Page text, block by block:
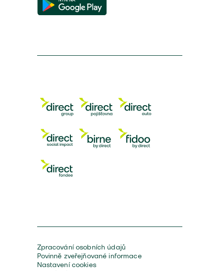
Zpracování osobních údajů
Povinně zveřejňované informace
Nastavení cookies